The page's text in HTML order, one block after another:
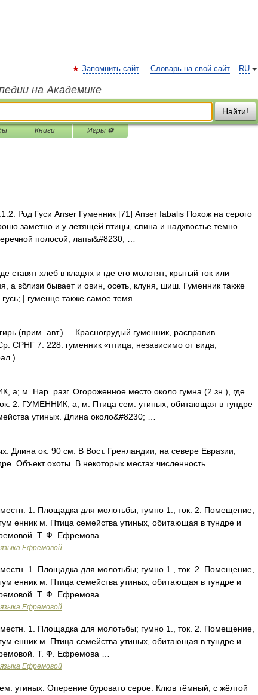
RU
Запомнить сайт Словарь на свой сайт
на Академике
Найти!
Книги Игры ⚽
Род Гуси Anser Гуменник [71] Anser fabalis Похож на серого
заметно и у летящей птицы, спина и надхвостье темно
полосой, лапы&#8230; …
ставят хлеб в кладях и где его молотят; крытый ток или
а вблизи бывает и овин, осеть, клуня, шиш. Гуменник также
| гуменце также самое темя …
(прим. авт.). – Красногрудый гуменник, расправив
СРНГ 7. 228: гуменник «птица, независимо от вида,
…
м. Нар. разг. Огороженное место около гумна (2 зн.), где
2. ГУМЕННИК, а; м. Птица сем. утиных, обитающая в тундре
утиных. Длина около&#8230; …
Длина ок. 90 см. В Вост. Гренландии, на севере Евразии;
Объект охоты. В некоторых местах численность
1. Площадка для молотьбы; гумно 1., ток. 2. Помещение,
енник м. Птица семейства утиных, обитающая в тундре и
Т. Ф. Ефремова …
Ефремовой
1. Площадка для молотьбы; гумно 1., ток. 2. Помещение,
енник м. Птица семейства утиных, обитающая в тундре и
Т. Ф. Ефремова …
Ефремовой
1. Площадка для молотьбы; гумно 1., ток. 2. Помещение,
енник м. Птица семейства утиных, обитающая в тундре и
Т. Ф. Ефремова …
Ефремовой
утиных. Оперение буровато серое. Клюв тёмный, с жёлтой